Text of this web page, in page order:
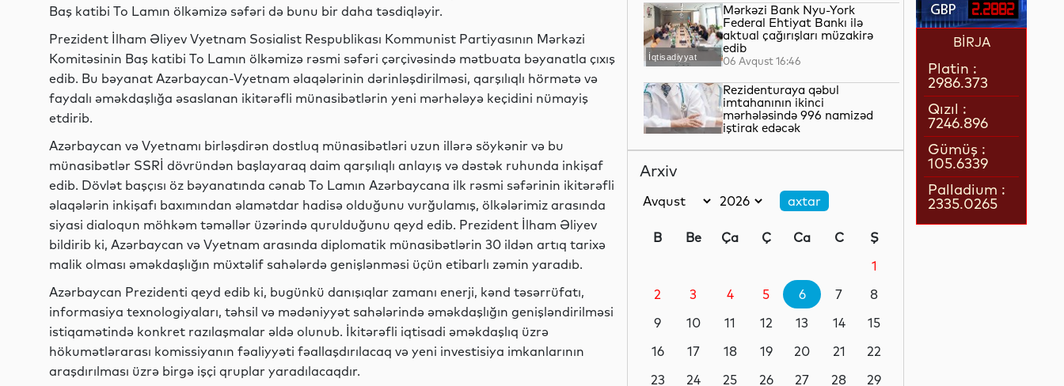
Baş katibi To Lamın ölkəmizə səfəri də bunu bir daha təsdiqləyir.
Prezident İlham Əliyev Vyetnam Sosialist Respublikası Kommunist Partiyasının Mərkəzi
Komitəsinin Baş katibi To Lamın ölkəmizə rəsmi səfəri çərçivəsində mətbuata bəyanatla çıxış
edib. Bu bəyanat Azərbaycan-Vyetnam əlaqələrinin dərinləşdirilməsi, qarşılıqlı hörmətə və
faydalı əməkdaşlığa əsaslanan ikitərəfli münasibətlərin yeni mərhələyə keçidini nümayiş
etdirib.
Azərbaycan və Vyetnamı birləşdirən dostluq münasibətləri uzun illərə söykənir və bu
münasibətlər SSRİ dövründən başlayaraq daim qarşılıqlı anlayış və dəstək ruhunda inkişaf
edib. Dövlət başçısı öz bəyanatında cənab To Lamın Azərbaycana ilk rəsmi səfərinin ikitərəfli
əlaqələrin inkişafı baxımından əlamətdar hadisə olduğunu vurğulamış, ölkələrimiz arasında
siyasi dialoqun möhkəm təməllər üzərində qurulduğunu qeyd edib. Prezident İlham Əliyev
bildirib ki, Azərbaycan və Vyetnam arasında diplomatik münasibətlərin 30 ildən artıq tarixə
malik olması əməkdaşlığın müxtəlif sahələrdə genişlənməsi üçün etibarlı zəmin yaradıb.
Azərbaycan Prezidenti qeyd edib ki, bugünkü danışıqlar zamanı enerji, kənd təsərrüfatı,
informasiya texnologiyaları, təhsil və mədəniyyət sahələrində əməkdaşlığın genişləndirilməsi
istiqamətində konkret razılaşmalar əldə olunub. İkitərəfli iqtisadi əməkdaşlıq üzrə
hökumətlərarası komissiyanın fəaliyyəti fəallaşdırılacaq və yeni investisiya imkanlarının
araşdırılması üzrə birgə işçi qruplar yaradılacaqdır.
İqtisadiyyat
Mərkəzi Bank Nyu-York
Federal Ehtiyat Bankı ilə
aktual çağırışları müzakirə
edib
06 Avqust 16:46
Elm
Rezidenturaya qəbul
imtahanının ikinci
mərhələsində 996 namizəd
iştirak edəcək
müalicə mərkəzlərinə yola
salınıb
İqtisadiyyat
nümayəndələri Ağdam Sənaye
Parkında istehsal prosesi ilə
tanış olublar
06 Avqust 16:28
Elm
UNEC aliminin Qarabağla
aparıcı beyin mərkəzində nəşr
06 Avqust 16:17
Arxiv
B Be Ça Ç Ca C
Ş
1
2
3 4 5 6 7
8
9
10 11 12 13 14
15
16
17 18 19 20 21
22
23
24 25 26 27 28
29
2.2882
BİRJA
Platin :
2986.373
Qızıl :
7246.896
Gümüş :
105.6339
Palladium :
2335.0265